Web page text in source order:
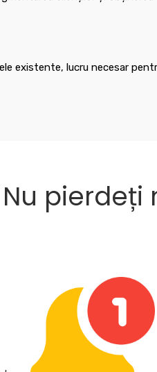
existente, lucru necesar
Nu pierdeți